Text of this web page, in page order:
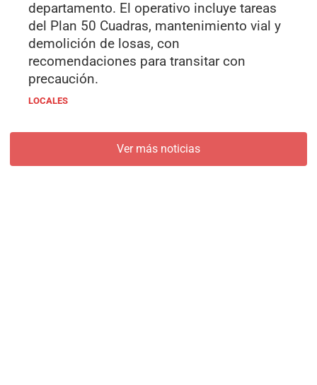
departamento. El operativo incluye tareas
del Plan 50 Cuadras, mantenimiento vial y
demolición de losas, con
recomendaciones para transitar con
precaución.
LOCALES
Ver más noticias